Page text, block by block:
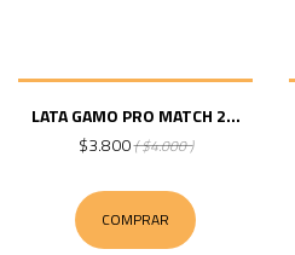
LATA GAMO PRO MATCH 2...
$3.800( $4.000 )
COMPRAR